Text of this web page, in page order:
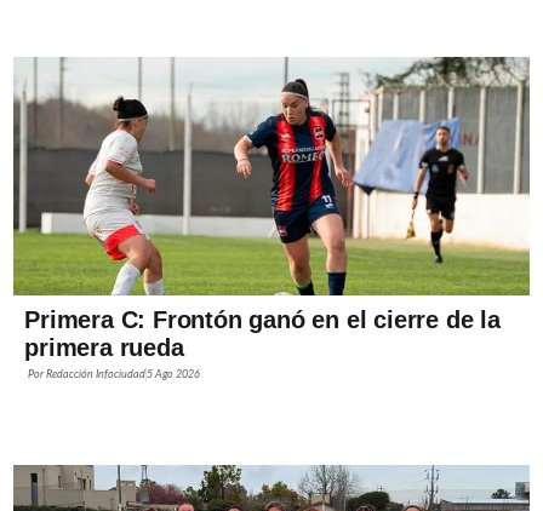
Primera C: Frontón ganó en el cierre de la
primera rueda
PorRedacción Infociudad 5 Ago 2026